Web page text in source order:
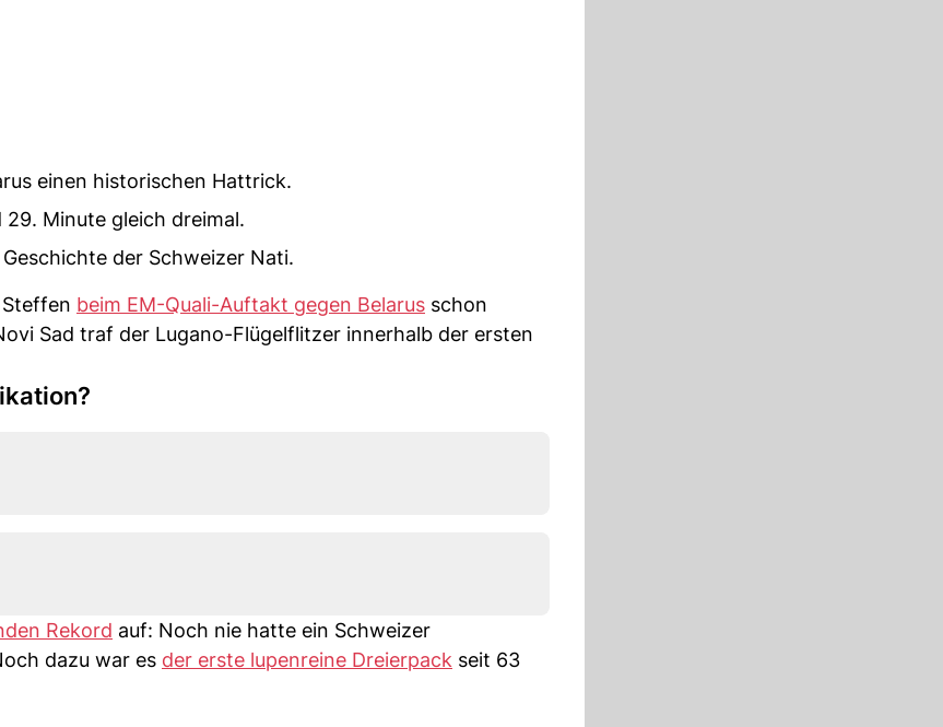
einen historischen Hattrick.
Minute gleich dreimal.
der Schweizer Nati.
beim EM-Quali-Auftakt gegen Belarus schon
Sad traf der Lugano-Flügelflitzer innerhalb der ersten
Rekord auf: Noch nie hatte ein Schweizer
dazu war es der erste lupenreine Dreierpack seit 63